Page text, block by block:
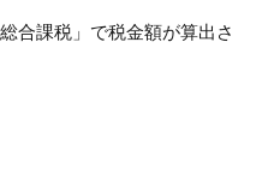
合課税」で税金額が算出さ